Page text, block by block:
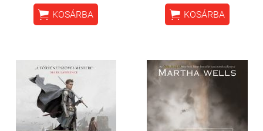
 KOSÁRBA  KOSÁRBA